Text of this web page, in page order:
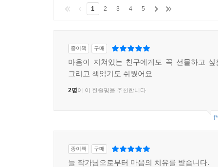
봄꽃은 아름답다
약한 듯하지만 강하며
아직 완벽하지 않지만
예쁜 이름을 가진 당신은 봄꽃이다
당신은 봄꽃 같은 사람이다.
1 2 3 4 5
종이책 구매
마음이 지쳐있는 친구에게도 꼭 선물하고 싶
그리고 책읽기도 쉬웠어요
2명이 이 한줄평을 추천합니다.
종이책 구매
늘 작가님으로부터 마음의 치유를 받습니다.